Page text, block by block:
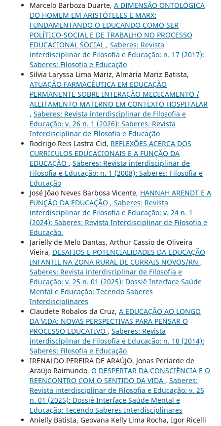
Marcelo Barboza Duarte, A DIMENSÃO ONTOLÓGICA
DO HOMEM EM ARISTÓTELES E MARX:
FUNDAMENTANDO O EDUCANDO COMO SER
POLÍTICO-SOCIAL E DE TRABALHO NO PROCESSO
EDUCACIONAL SOCIAL , Saberes: Revista
interdisciplinar de Filosofia e Educação: n. 17 (2017):
Saberes: Filosofia e Educação
Silvia Laryssa Lima Mariz, Almária Mariz Batista,
ATUAÇÃO FARMACÊUTICA EM EDUCAÇÃO
PERMANENTE SOBRE INTERAÇÃO MEDICAMENTO /
ALEITAMENTO MATERNO EM CONTEXTO HOSPITALAR
, Saberes: Revista interdisciplinar de Filosofia e
Educação: v. 26 n. 1 (2026): Saberes: Revista
Interdisciplinar de Filosofia e Educação
Rodrigo Reis Lastra Cid, REFLEXÕES ACERCA DOS
CURRÍCULOS EDUCACIONAIS E A FUNÇÃO DA
EDUCAÇÃO , Saberes: Revista interdisciplinar de
Filosofia e Educação: n. 1 (2008): Saberes: Filosofia e
Educação
José Jõao Neves Barbosa Vicente, HANNAH ARENDT E A
FUNÇÃO DA EDUCAÇÃO , Saberes: Revista
interdisciplinar de Filosofia e Educação: v. 24 n. 1
(2024): Saberes: Revista Interdisciplinar de Filosofia e
Educação.
Jarielly de Melo Dantas, Arthur Cassio de Oliveira
Vieira, DESAFIOS E POTENCIALIDADES DA EDUCAÇÃO
INFANTIL NA ZONA RURAL DE CURRAIS NOVOS/RN ,
Saberes: Revista interdisciplinar de Filosofia e
Educação: v. 25 n. 01 (2025): Dossiê Interface Saúde
Mental e Educação: Tecendo Saberes
Interdisciplinares
Claudete Robalos da Cruz, A EDUCAÇÃO AO LONGO
DA VIDA: NOVAS PERSPECTIVAS PARA PENSAR O
PROCESSO EDUCATIVO , Saberes: Revista
interdisciplinar de Filosofia e Educação: n. 10 (2014):
Saberes: Filosofia e Educação
IRENALDO PEREIRA DE ARAÚJO, Jonas Periarde de
Araújo Raimundo, O DESPERTAR DA CONSCIÊNCIA E O
REENCONTRO COM O SENTIDO DA VIDA , Saberes:
Revista interdisciplinar de Filosofia e Educação: v. 25
n. 01 (2025): Dossiê Interface Saúde Mental e
Educação: Tecendo Saberes Interdisciplinares
Anielly Batista, Geovana Kelly Lima Rocha, Igor Ricelli